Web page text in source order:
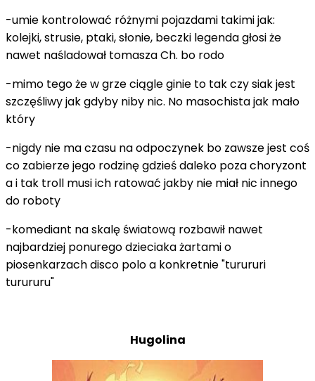
-umie kontrolować różnymi pojazdami takimi jak:
kolejki, strusie, ptaki, słonie, beczki legenda głosi że
nawet naśladował tomasza Ch. bo rodo
-mimo tego że w grze ciągle ginie to tak czy siak jest
szczęśliwy jak gdyby niby nic. No masochista jak mało
który
-nigdy nie ma czasu na odpoczynek bo zawsze jest coś
co zabierze jego rodzinę gdzieś daleko poza choryzont
a i tak troll musi ich ratować jakby nie miał nic innego
do roboty
-komediant na skalę światową rozbawił nawet
najbardziej ponurego dzieciaka żartami o
piosenkarzach disco polo a konkretnie "turururi
turururu"
Hugolina